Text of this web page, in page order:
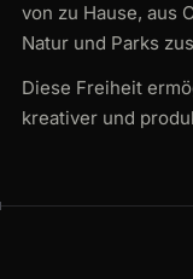
von zu Hause, aus
Natur und Parks
Diese Freiheit
kreativer und